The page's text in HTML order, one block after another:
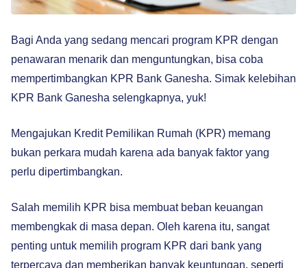
Bagi Anda yang sedang mencari program KPR dengan
penawaran menarik dan menguntungkan, bisa coba
mempertimbangkan KPR Bank Ganesha. Simak kelebihan
KPR Bank Ganesha selengkapnya, yuk!
Mengajukan Kredit Pemilikan Rumah (KPR) memang
bukan perkara mudah karena ada banyak faktor yang
perlu dipertimbangkan.
Salah memilih KPR bisa membuat beban keuangan
membengkak di masa depan. Oleh karena itu, sangat
penting untuk memilih program KPR dari bank yang
terpercaya dan memberikan banyak keuntungan, seperti